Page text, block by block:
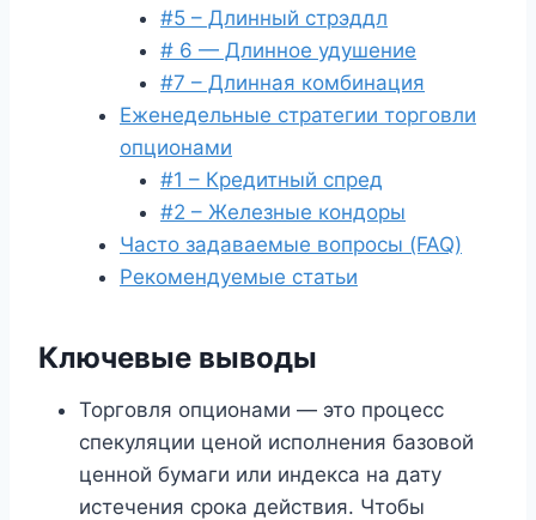
#5 – Длинный стрэддл
# 6 — Длинное удушение
#7 – Длинная комбинация
Еженедельные стратегии торговли
опционами
#1 – Кредитный спред
#2 – Железные кондоры
Часто задаваемые вопросы (FAQ)
Рекомендуемые статьи
Ключевые выводы
Торговля опционами — это процесс
спекуляции ценой исполнения базовой
ценной бумаги или индекса на дату
истечения срока действия. Чтобы